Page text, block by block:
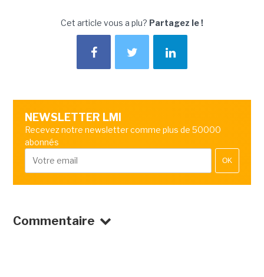
Cet article vous a plu? Partagez le !
NEWSLETTER LMI
Recevez notre newsletter comme plus de 50000
abonnés
OK
Commentaire